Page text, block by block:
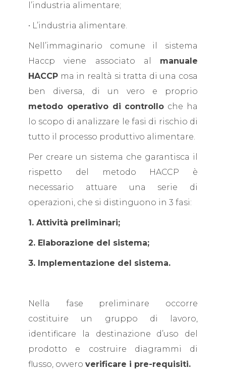
l’industria alimentare;
• L’industria alimentare.
Nell’immaginario comune il sistema
Haccp viene associato al manuale
HACCP ma in realtà si tratta di una cosa
ben diversa, di un vero e proprio
metodo operativo di controllo che ha
lo scopo di analizzare le fasi di rischio di
tutto il processo produttivo alimentare.
Per creare un sistema che garantisca il
rispetto del metodo HACCP è
necessario attuare una serie di
operazioni, che si distinguono in 3 fasi:
1. Attività preliminari;
2. Elaborazione del sistema;
3. Implementazione del sistema.
Nella fase preliminare occorre
costituire un gruppo di lavoro,
identificare la destinazione d’uso del
prodotto e costruire diagrammi di
flusso, ovvero verificare i pre-requisiti.